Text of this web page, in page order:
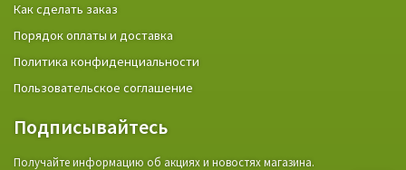
Как сделать заказ
Порядок оплаты и доставка
Политика конфиденциальности
Пользовательское соглашение
Подписывайтесь
Получайте информацию об акциях и новостях магазина.